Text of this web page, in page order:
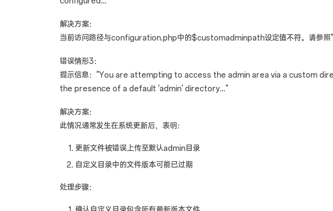
解决方案：
当前访问路径与configuration.php中的$customadminpath设定值不符。请参照"
错误情形3：
提示信息："You are attempting to access the admin area via a custom
the presence of a default 'admin' directory..."
解决方案：
此情况通常发生在系统更新后，表明：
更新文件被错误上传至默认admin目录
自定义目录中的文件版本可能已过期
处理步骤：